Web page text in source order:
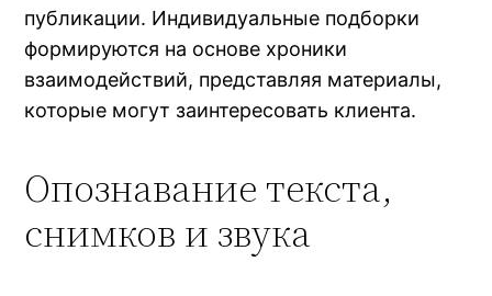
публикации. Индивидуальные подборки
формируются на основе хроники
взаимодействий, представляя материалы,
которые могут заинтересовать клиента.
Опознавание текста,
снимков и звука